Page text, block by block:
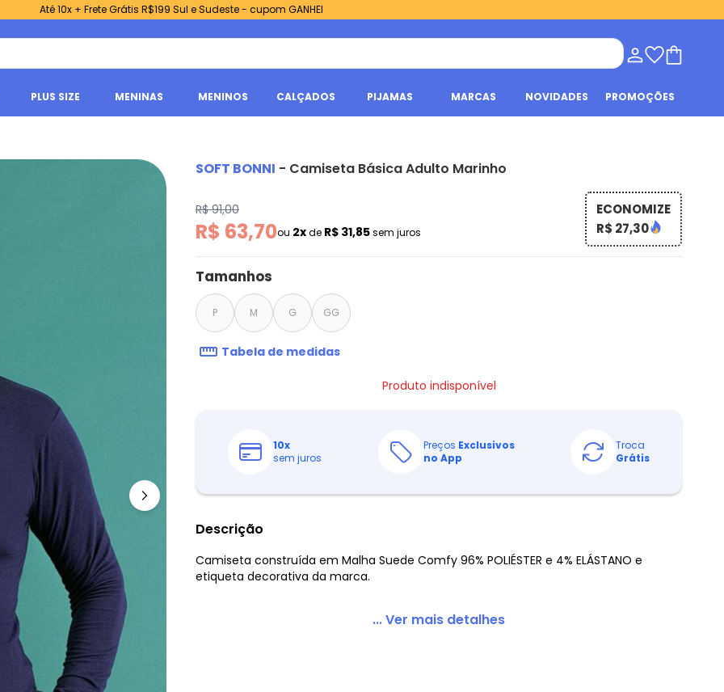
Até 10x + Frete Grátis R$199 Sul e Sudeste - cupom GANHEI
PLUS SIZE MENINAS MENINOS CALÇADOS PIJAMAS MARCAS NOVIDADES PROMOÇÕES
SOFT BONNI - Camiseta Básica Adulto Marinho
R$ 91,00
R$ 63,70ou 2xde R$ 31,85sem juros
ECONOMIZE
R$ 27,30
Tamanhos
P M G GG
Tabela de medidas
Produto indisponível
10x
sem juros
Preços Exclusivos
no App
Troca
Grátis
Descrição
Camiseta construída em Malha Suede Comfy 96% POLIÉSTER e 4% ELÁSTANO e
etiqueta decorativa da marca.
... Ver mais detalhes